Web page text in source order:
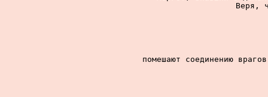
Веря,
помешают соединению